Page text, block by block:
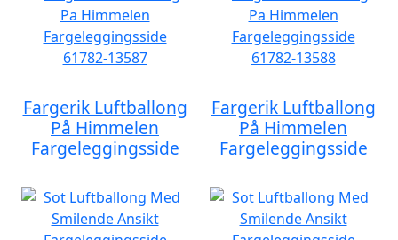
Fargerik Luftballong
På Himmelen
Fargeleggingsside
Fargerik Luftballong
På Himmelen
Fargeleggingsside